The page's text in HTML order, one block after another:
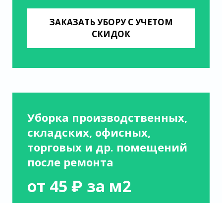
ЗАКАЗАТЬ УБОРУ С УЧЕТОМ
СКИДОК
Уборка производственных,
складских, офисных,
торговых и др. помещений
после ремонта
от 45 ₽ за м2